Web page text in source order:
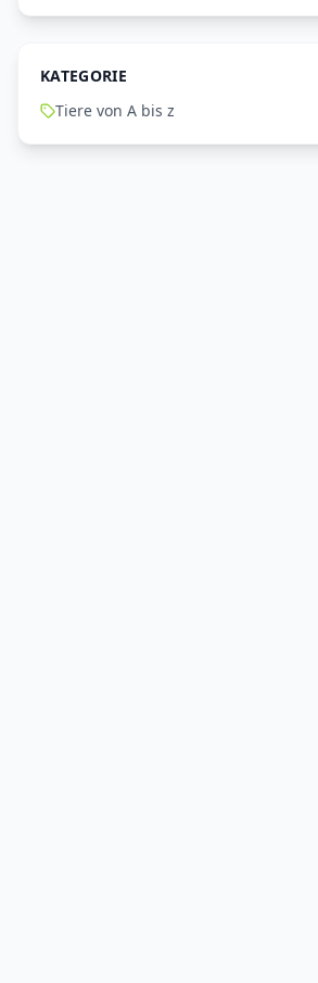
KATEGORIE
Tiere von A bis z